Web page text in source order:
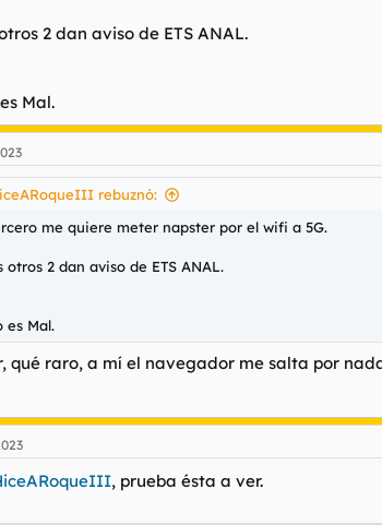
- The No Fakes Torrent Site.
is a fast BitTorrent search engine that only lists verified
2 dan aviso de ETS ANAL.
Mal.
rebuznó:
me quiere meter napster por el wifi a 5G.
otros 2 dan aviso de ETS ANAL.
es Mal.
qué raro, a mí el navegador me salta por
, prueba ésta a ver.